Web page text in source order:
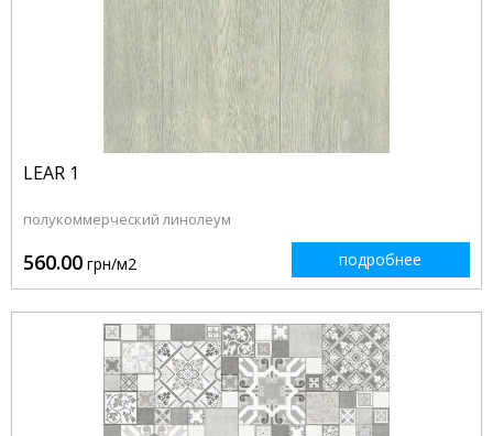
LEAR 1
полукоммерческий линолеум
560.00 грн/м2 подробнее